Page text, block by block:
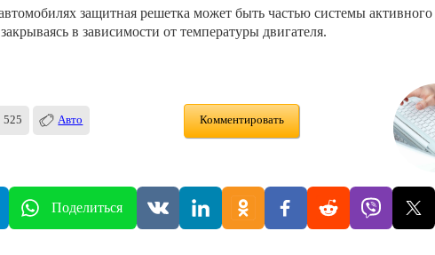
защитная решетка может быть частью системы
в зависимости от температуры двигателя.
525 Авто Комментировать
Поделиться